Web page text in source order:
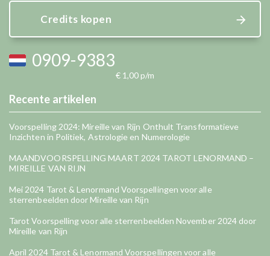
Credits kopen
0909-9383
€ 1,00 p/m
Recente artikelen
Voorspelling 2024: Mireille van Rijn Onthult Transformatieve
Inzichten in Politiek, Astrologie en Numerologie
MAANDVOORSPELLING MAART 2024 TAROT LENORMAND –
MIREILLE VAN RIJN
Mei 2024 Tarot & Lenormand Voorspellingen voor alle
sterrenbeelden door Mireille van Rijn
Tarot Voorspelling voor alle sterrenbeelden November 2024 door
Mireille van Rijn
April 2024 Tarot & Lenormand Voorspellingen voor alle